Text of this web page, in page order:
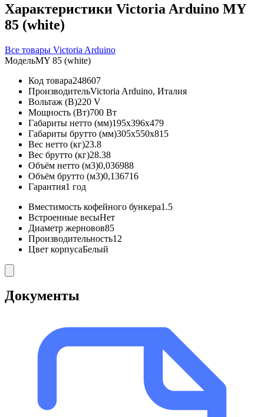
Характеристики Victoria Arduino MY
85 (white)
Все товары Victoria Arduino
МодельMY 85 (white)
Код товара248607
ПроизводительVictoria Arduino, Италия
Вольтаж (В)220 V
Мощность (Вт)700 Вт
Габариты нетто (мм)195x396x479
Габариты брутто (мм)305x550x815
Вес нетто (кг)23.8
Вес брутто (кг)28.38
Объём нетто (м3)0,036988
Объём брутто (м3)0,136716
Гарантия1 год
Вместимость кофейного бункера1.5
Встроенные весыНет
Диаметр жерновов85
Производительность12
Цвет корпусаБелый
Документы